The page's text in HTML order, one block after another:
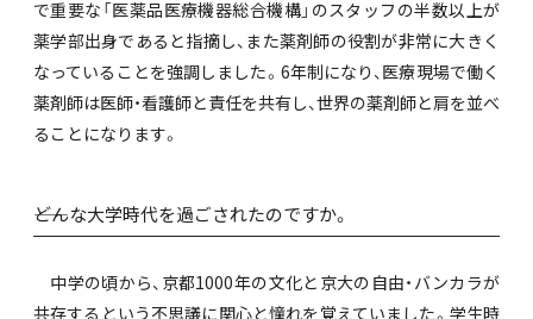
で重要な「医薬品医療機器総合機構」のスタッフの半数以上が
薬学部出身であると指摘し、また薬剤師の役割が非常に大きく
なっていることを強調しました。6年制になり、医療現場で働く
薬剤師は医師・看護師と責任を共有し、世界の薬剤師と肩を並べ
ることになります。
――どんな大学時代を過ごされたのですか。
中学の頃から、京都1000年の文化と京大の自由・バンカラが
共存するという不思議に関心と憧れを覚えていました。学生時